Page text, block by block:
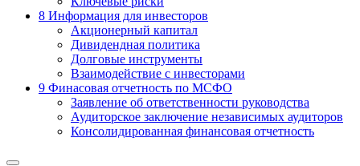
8 Информация для инвесторов
Акционерный капитал
Дивидендная политика
Долговые инструменты
Взаимодействие с инвеcторами
9 Финасовая отчетность по МСФО
Заявление об ответственности руководства
Аудиторское заключение независимых аудиторов
Консолидированная финансовая отчетность